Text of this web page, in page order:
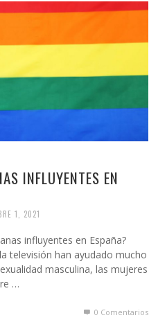
INFLUYENTES EN
1, 2021
influyentes en España?
televisión han ayudado mucho
masculina, las mujeres
…
0 Comentarios